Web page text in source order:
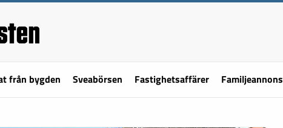
från bygden Sveabörsen Fastighetsaffärer Familjeannons